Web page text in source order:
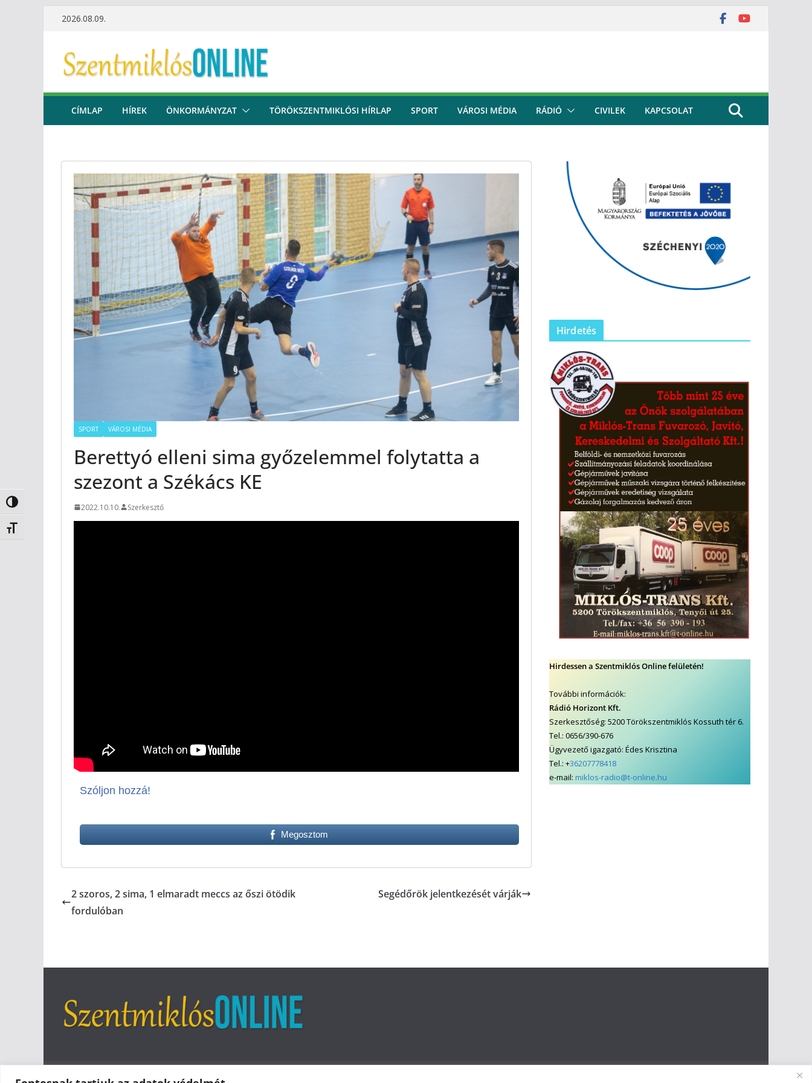
Nagy kontraszt váltása
Betűméret váltása
2026.08.09.
CÍMLAP HÍREK ÖNKORMÁNYZAT TÖRÖKSZENTMIKLÓSI HÍRLAP SPORT VÁROSI MÉDIA RÁDIÓ CIVILEK KAPCSOLAT
SPORT VÁROSI MÉDIA
Berettyó elleni sima győzelemmel folytatta a
szezont a Székács KE
2022.10.10. Szerkesztő
Szóljon hozzá!
Megosztom
2 szoros, 2 sima, 1 elmaradt meccs az őszi ötödik
fordulóban
Segédőrök jelentkezését várják
Hirdetés
Hirdessen a Szentmiklós Online felületén!
További információk:
Rádió Horizont Kft.
Szerkesztőség: 5200 Törökszentmiklós Kossuth tér 6.
Tel.: 0656/390-676
Ügyvezető igazgató: Édes Krisztina
Tel.: +36207778418
e-mail: miklos-radio@t-online.hu